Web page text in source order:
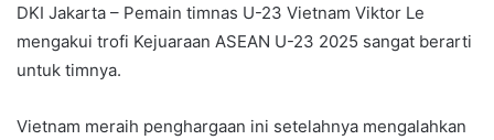
DKI Jakarta – Pemain timnas U-23 Vietnam Viktor Le
mengakui trofi Kejuaraan ASEAN U-23 2025 sangat berarti
untuk timnya.
Vietnam meraih penghargaan ini setelahnya mengalahkan